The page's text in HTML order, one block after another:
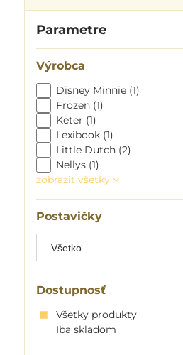
Parametre
Výrobca
Disney Minnie (1)
Frozen (1)
Keter (1)
Lexibook (1)
Little Dutch (2)
Nellys (1)
zobraziť všetky
Postavičky
Dostupnosť
Všetky produkty
Iba skladom